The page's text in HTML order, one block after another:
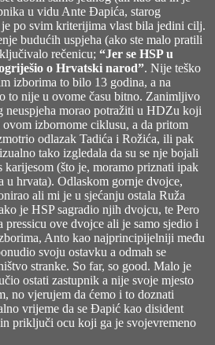
u vidu Ante Đapića, starog
po svim kriterijima vlast bila jedini cilj.
budućih uspjeha (ako ste malo pratili
rečenicu; “Jer se HSP u
o Hrvatski narod”. Nije teško
izborima to bilo 13 godina, a na
to nije u ovome času bitno. Zanimljivo
neuspjeha morao potražiti u HDZu koji
izbornome ciklusu, a da pritom
odlazak Tadića i Rožića, ili pak
tako izgledala da su se nje bojali
(što je, moramo priznati ipak
u hrvata). Odlaskom gornje dvojce,
ali mi je u sjećanju ostala Ruža
je HSP sagradio njih dvojcu, te Pero
ove dvojce ali je samo sjedio i
Anto kao najprincipijelniji među
svoju ostavku a odmah se
stranke. So far, so good. Malo je
ostati zastupnik a nije svoje mjesto
no vjerujem da ćemo i to doznati
vrijeme da se Đapić kao disident
priključi ocu koji ga je svojevremeno